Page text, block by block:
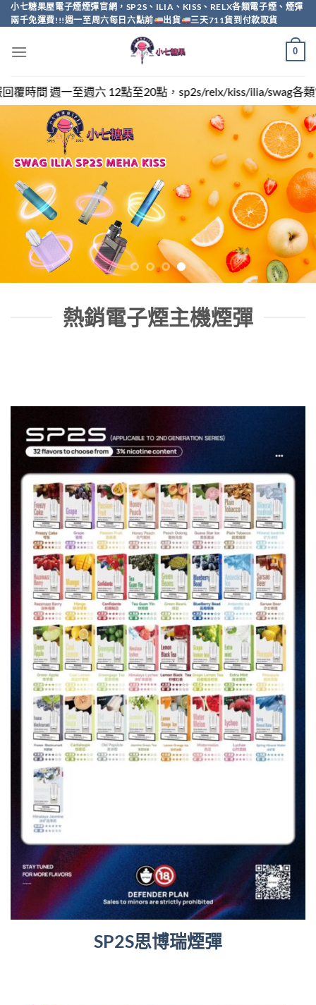
Skip
to
小七糖果屋電子煙煙彈官網，SP2S、ILIA、KISS、RELX各類電子煙、煙彈
兩千免運費!!!週一至周六每日六點前
出貨 三天711貨到付款取貨
0
至20點，sp2s/relx/kiss/ilia/swag各類電子煙煙彈買越多越便
熱銷電子煙主機煙彈
SP2S思博瑞煙彈